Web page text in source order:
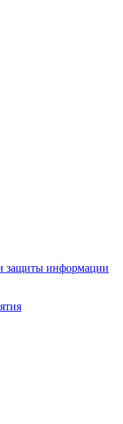
защиты информации